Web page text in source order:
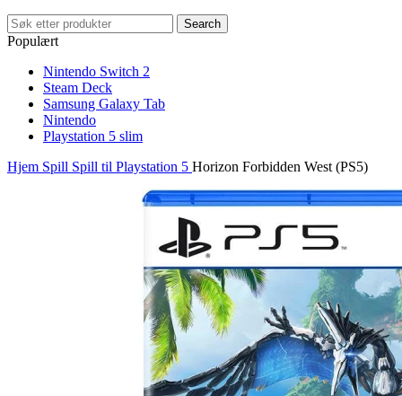
Search
Populært
Nintendo Switch 2
Steam Deck
Samsung Galaxy Tab
Nintendo
Playstation 5 slim
Hjem Spill Spill til Playstation 5 Horizon Forbidden West (PS5)